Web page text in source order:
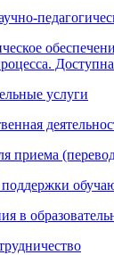
услуги
приема
в